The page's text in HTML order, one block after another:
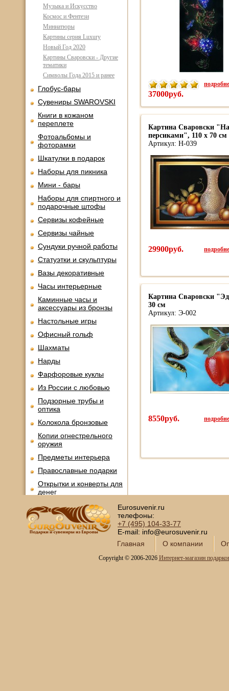
Музыка и Искусство
Космос и Фентези
Миниатюры
Картины серия Luxury
Новый Год 2020
Картины Сваровски - Другие
тематики
Символы Года 2015 и ранее
Глобус-бары
Сувениры SWAROVSKI
Книги в кожаном
переплете
Фотоальбомы и
фоторамки
Шкатулки в подарок
Наборы для пикника
Мини - бары
Наборы для спиртного и
подарочные штофы
Сервизы кофейные
Сервизы чайные
Сундуки ручной работы
Статуэтки и скульптуры
Вазы декоративные
Часы интерьерные
Каминные часы и
аксессуары из бронзы
Настольные игры
Офисный гольф
Шахматы
Нарды
Фарфоровые куклы
Из России с любовью
Подзорные трубы и
оптика
Колокола бронзовые
Копии огнестрельного
оружия
Предметы интерьера
Православные подарки
Открытки и конверты для
денег
Сувениры курительной
тематики
Новинки месяца
37000руб.
Картина Сваровски
персиками", 110 х 70 см
Артикул: Н-039
29900руб.
Картина Сваровски
30 см
Артикул: Э-002
8550руб.
Eurosuvenir.ru
телефоны:
+7 (495) 104-33-77
E-mail: info@eurosuvenir.ru
Главная
О компании
Copyright © 2006-2026 Интернет-магазин